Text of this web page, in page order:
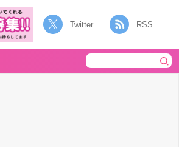
Twitter RSS